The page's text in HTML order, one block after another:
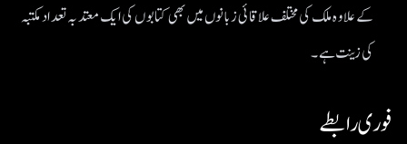
کے علاوہ ملک کی مختلف علاقائی زبانوں میں بھی کتابوں کی ایک معتد بہ تعداد مکتبہ
کی زینت ہے۔
فوری رابطے